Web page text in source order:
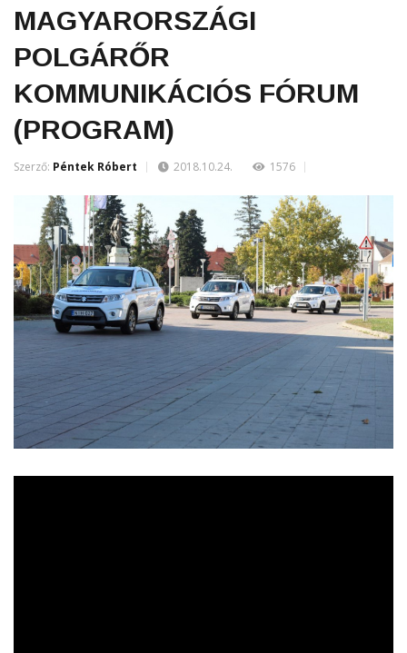
MAGYARORSZÁGI
POLGÁRŐR
KOMMUNIKÁCIÓS FÓRUM
(PROGRAM)
Szerző: Péntek Róbert 2018.10.24. 1576